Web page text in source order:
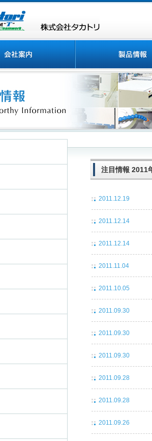
注目情報 2011
2011.12.19
2011.12.14
2011.12.14
2011.11.04
2011.10.05
2011.09.30
2011.09.30
2011.09.30
2011.09.28
2011.09.28
2011.09.26